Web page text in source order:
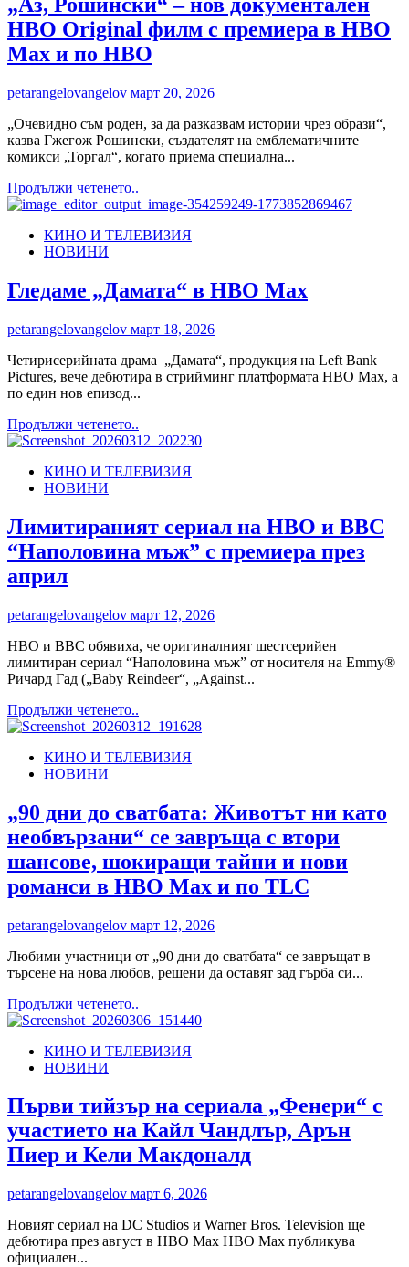
на
„Завръщането“
с
Лиса
в
Max
и
по
„Аз, Рошински“ – нов документален
HBO Original филм с премиера в HBO
Max и по HBO
petarangelovangelov март 20, 2026
„Очевидно съм роден, за да разказвам истории чрез образи“,
казва Гжегож Рошински, създателят на емблематичните
комикси „Торгал“, когато приема специална...
Продължи четенето..
more
„Аз,
нов
документален
Original
с
премиера
в
Max
и
по
HBO
КИНО И ТЕЛЕВИЗИЯ
НОВИНИ
Гледаме „Дамата“ в HBO Max
petarangelovangelov март 18, 2026
Четирисерийната драма „Дамата“, продукция на Left Bank
Pictures, вече дебютира в стрийминг платформата HBO Max, а
по един нов епизод...
Продължи четенето..
more
Гледаме
HBO
Max
КИНО И ТЕЛЕВИЗИЯ
НОВИНИ
Лимитираният сериал на HBO и BBC
“Наполовина мъж” с премиера през
април
petarangelovangelov март 12, 2026
HBO и BBC обявиха, че оригиналният шестсерийен
лимитиран сериал “Наполовина мъж” от носителя на Emmy®
Ричард Гад („Baby Reindeer“, „Against...
Продължи четенето..
more
Лимитираният
HBO
и
BBC
“Наполовина
мъж”
с
през
КИНО И ТЕЛЕВИЗИЯ
НОВИНИ
„90 дни до сватбата: Животът ни като
необвързани“ се завръща с втори
шансове, шокиращи тайни и нови
романси в HBO Max и по TLC
petarangelovangelov март 12, 2026
Любими участници от „90 дни до сватбата“ се завръщат в
търсене на нова любов, решени да оставят зад гърба си...
Продължи четенето..
more
„90
сватбата:
Животът
ни
като
необвързани“
завръща
с
втори
шансове,
КИНО И ТЕЛЕВИЗИЯ
НОВИНИ
Първи тийзър на сериала „Фенери“ с
участието на Кайл Чандлър, Арън
Пиер и Кели Макдоналд
petarangelovangelov март 6, 2026
Новият сериал на DC Studios и Warner Bros. Television ще
дебютира през август в HBO Max HBO Max публикува
официален...